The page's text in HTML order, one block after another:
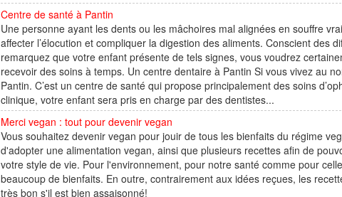
Centre de santé à Pantin
Une personne ayant les dents ou les mâchoires mal alignées en souffre
affecter l’élocution et compliquer la digestion des aliments. Conscient des
remarquez que votre enfant présente de tels signes, vous voudrez
recevoir des soins à temps. Un centre dentaire à Pantin Si vous vivez au
Pantin. C’est un centre de santé qui propose principalement des soins
clinique, votre enfant sera pris en charge par des dentistes...
Merci vegan : tout pour devenir vegan
Vous souhaitez devenir vegan pour jouir de tous les bienfaits du régime
d'adopter une alimentation vegan, ainsi que plusieurs recettes afin de
votre style de vie. Pour l'environnement, pour notre santé comme pour
beaucoup de bienfaits. En outre, contrairement aux idées reçues, les
très bon s'il est bien assaisonné!